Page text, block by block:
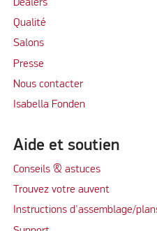
Dealers
Qualité
Salons
Presse
Nous contacter
Isabella Fonden
Aide et soutien
Conseils & astuces
Trouvez votre auvent
Instructions d'assemblage/